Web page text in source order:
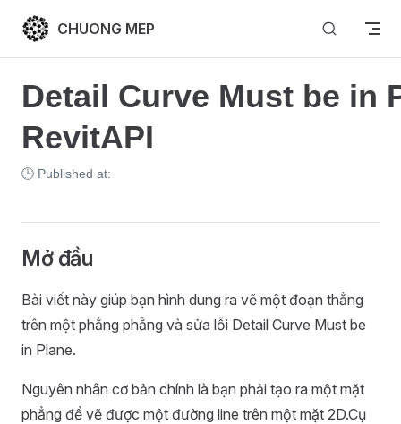
Skip to content
CHUONG MEP
Detail Curve Must be in
RevitAPI
🕒 Published at:
Mở đầu
Bài viết này giúp bạn hình dung ra vẽ một đoạn thẳng
trên một phẳng phẳng và sửa lỗi Detail Curve Must be
in Plane.
Nguyên nhân cơ bản chính là bạn phải tạo ra một mặt
phẳng để vẽ được một đường line trên một mặt 2D.Cụ